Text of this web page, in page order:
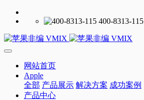
400-8313-115
网站首页
Apple
全部 产品展示 解决方案 成功案例
产品中心